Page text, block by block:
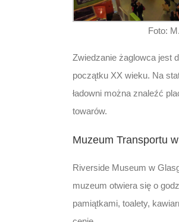
Foto:
Zwiedzanie żaglowca jest
początku XX wieku. Na
ładowni można znaleźć
towarów.
Muzeum Transportu
Riverside Museum w
muzeum otwiera się o
pamiątkami, toalety,